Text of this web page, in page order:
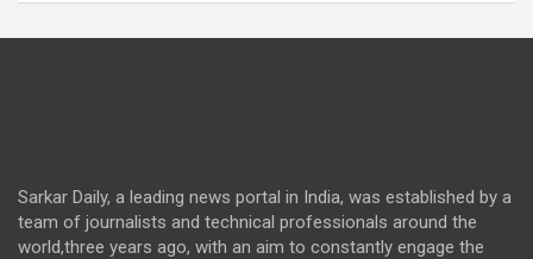
Sarkar Daily, a leading news portal in India, was established by a
team of journalists and technical professionals around the
world,three years ago, with an aim to constantly engage the